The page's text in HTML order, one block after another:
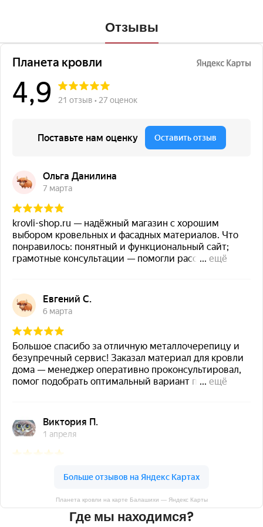
Отзывы
Планета кровли на карте Балашихи — Яндекс Карты
Где мы находимся?